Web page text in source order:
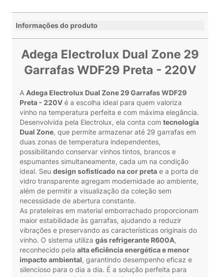
Informações do produto
Adega Electrolux Dual Zone 29
Garrafas WDF29 Preta - 220V
A Adega Electrolux Dual Zone 29 Garrafas WDF29
Preta - 220V é a escolha ideal para quem valoriza
vinho na temperatura perfeita e com máxima elegância.
Desenvolvida pela Electrolux, ela conta com tecnologia
Dual Zone, que permite armazenar até 29 garrafas em
duas zonas de temperatura independentes,
possibilitando conservar vinhos tintos, brancos e
espumantes simultaneamente, cada um na condição
ideal. Seu design sofisticado na cor preta e a porta de
vidro transparente agregam modernidade ao ambiente,
além de permitir a visualização da coleção sem
necessidade de abertura constante.
As prateleiras em material emborrachado proporcionam
maior estabilidade às garrafas, ajudando a reduzir
vibrações e preservando as características originais do
vinho. O sistema utiliza gás refrigerante R600A,
reconhecido pela alta eficiência energética e menor
impacto ambiental, garantindo desempenho eficaz e
silencioso para o dia a dia. É a solução perfeita para